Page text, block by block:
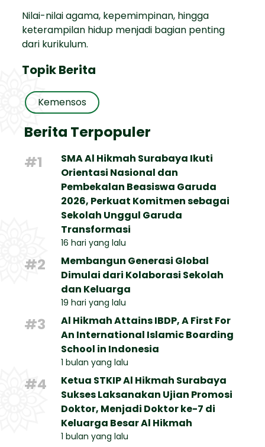
Nilai-nilai agama, kepemimpinan, hingga
keterampilan hidup menjadi bagian penting
dari kurikulum.
Topik Berita
Kemensos
Berita Terpopuler
#1
SMA Al Hikmah Surabaya Ikuti
Orientasi Nasional dan
Pembekalan Beasiswa Garuda
2026, Perkuat Komitmen sebagai
Sekolah Unggul Garuda
Transformasi
16 hari yang lalu
#2
Membangun Generasi Global
Dimulai dari Kolaborasi Sekolah
dan Keluarga
19 hari yang lalu
#3
Al Hikmah Attains IBDP, A First For
An International Islamic Boarding
School in Indonesia
1 bulan yang lalu
#4
Ketua STKIP Al Hikmah Surabaya
Sukses Laksanakan Ujian Promosi
Doktor, Menjadi Doktor ke-7 di
Keluarga Besar Al Hikmah
1 bulan yang lalu